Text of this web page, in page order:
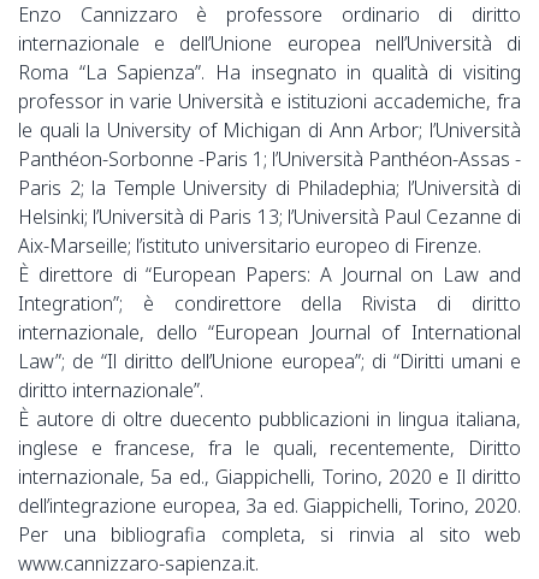
Enzo Cannizzaro è professore ordinario di diritto
internazionale e dell’Unione europea nell’Università di
Roma “La Sapienza”. Ha insegnato in qualità di visiting
professor in varie Università e istituzioni accademiche, fra
le quali la University of Michigan di Ann Arbor; l’Università
Panthéon-Sorbonne -Paris 1; l’Università Panthéon-Assas -
Paris 2; la Temple University di Philadephia; l’Università di
Helsinki; l’Università di Paris 13; l’Università Paul Cezanne di
Aix-Marseille; l’istituto universitario europeo di Firenze.
È direttore di “European Papers: A Journal on Law and
Integration”; è condirettore della Rivista di diritto
internazionale, dello “European Journal of International
Law”; de “Il diritto dell’Unione europea”; di “Diritti umani e
diritto internazionale”.
È autore di oltre duecento pubblicazioni in lingua italiana,
inglese e francese, fra le quali, recentemente, Diritto
internazionale, 5a ed., Giappichelli, Torino, 2020 e Il diritto
dell’integrazione europea, 3a ed. Giappichelli, Torino, 2020.
Per una bibliografia completa, si rinvia al sito web
www.cannizzaro-sapienza.it.